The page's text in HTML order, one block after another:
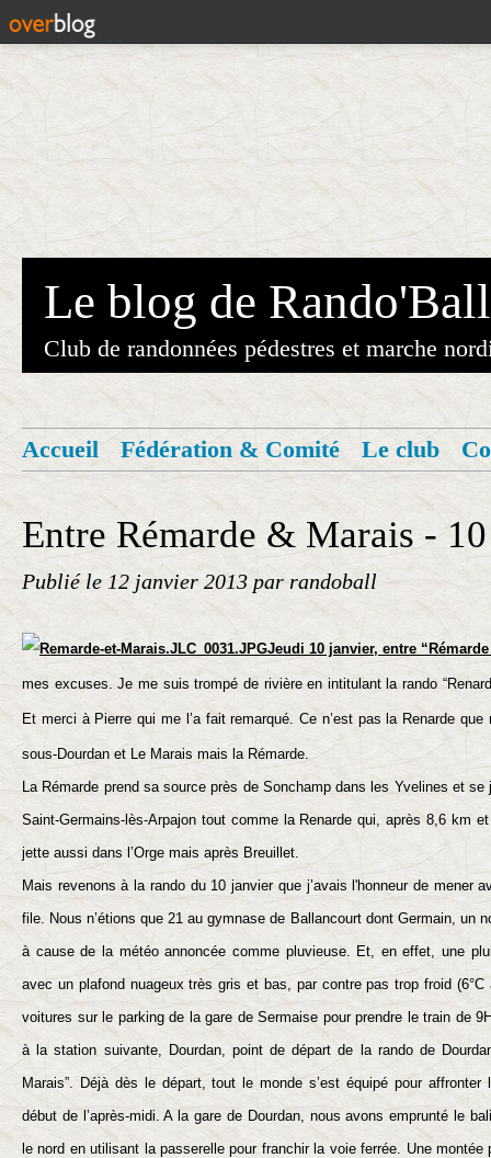
Le blog de Rando'Ball
Club de randonnées pédestres et marche
Accueil Fédération & Comité Le club
Entre Rémarde & Marais -
Publié le 12 janvier 2013 par randoball
Jeudi 10 janvier, entre
mes excuses. Je me suis trompé de rivière en intitulant la rando
Et merci à Pierre qui me l’a fait remarqué. Ce n’est pas la Renarde
sous-Dourdan et Le Marais mais la Rémarde.
La Rémarde prend sa source près de Sonchamp dans les Yvelines et se
Saint-Germains-lès-Arpajon tout comme la Renarde qui, après 8,6 km
jette aussi dans l’Orge mais après Breuillet.
Mais revenons à la rando du 10 janvier que j’avais l'honneur de mener
file. Nous n’étions que 21 au gymnase de Ballancourt dont Germain, un
à cause de la météo annoncée comme pluvieuse. Et, en effet, une
avec un plafond nuageux très gris et bas, par contre pas trop froid
voitures sur le parking de la gare de Sermaise pour prendre le train de
à la station suivante, Dourdan, point de départ de la rando de
Marais”. Déjà dès le départ, tout le monde s’est équipé pour affronter
début de l’après-midi. A la gare de Dourdan, nous avons emprunté le
le nord en utilisant la passerelle pour franchir la voie ferrée. Une